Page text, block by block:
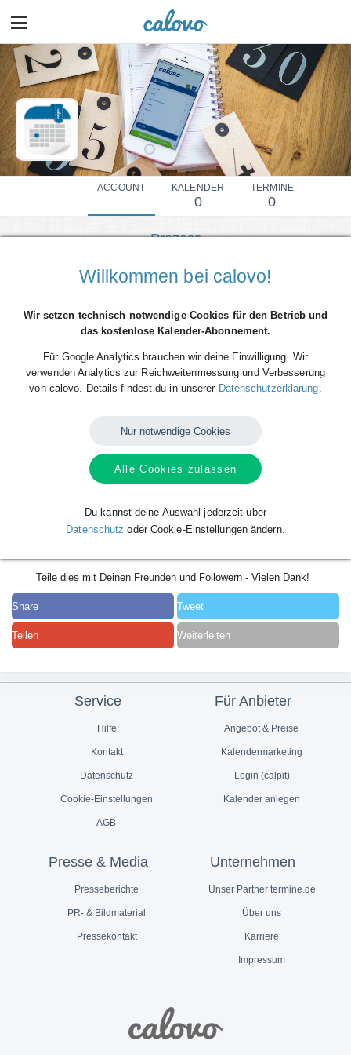
ACCOUNT KALENDER
0
TERMINE
0
Prozess
Mehr Details einblenden
Teile dies mit Deinen Freunden und Followern - Vielen Dank!
Share Tweet
Teilen Weiterleiten
Service
Hilfe
Kontakt
Datenschutz
Cookie-Einstellungen
AGB
Für Anbieter
Angebot & Preise
Kalendermarketing
Login (calpit)
Kalender anlegen
Presse & Media
Presseberichte
PR- & Bildmaterial
Pressekontakt
Unternehmen
Unser Partner termine.de
Über uns
Karriere
Impressum
Willkommen bei calovo!
Wir setzen technisch notwendige Cookies für den Betrieb und
das kostenlose Kalender-Abonnement.
Für Google Analytics brauchen wir deine Einwilligung. Wir
verwenden Analytics zur Reichweitenmessung und Verbesserung
von calovo. Details findest du in unserer Datenschutzerklärung
Nur notwendige Cookies
Alle Cookies zulassen
Du kannst deine Auswahl jederzeit über
Datenschutz oder Cookie-Einstellungen ändern.